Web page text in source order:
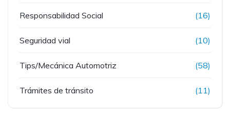
Responsabilidad Social (16)
Seguridad vial (10)
Tips/Mecánica Automotriz (58)
Trámites de tránsito (11)